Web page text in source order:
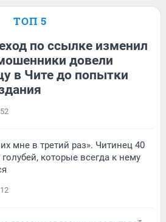
ТОП 5
по ссылке изменил
довели
в Чите до попытки
52
мне в третий раз». Читинец 40
которые всегда к нему
12